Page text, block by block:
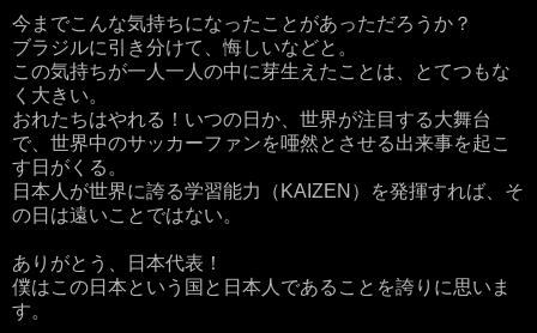
今までこんな気持ちになったことがあっただろうか？
ブラジルに引き分けて、悔しいなどと。
この気持ちが一人一人の中に芽生えたことは、とてつもな
く大きい。
おれたちはやれる！いつの日か、世界が注目する大舞台
で、世界中のサッカーファンを唖然とさせる出来事を起こ
す日がくる。
日本人が世界に誇る学習能力（KAIZEN）を発揮すれば、そ
の日は遠いことではない。
ありがとう、日本代表！
僕はこの日本という国と日本人であることを誇りに思いま
す。